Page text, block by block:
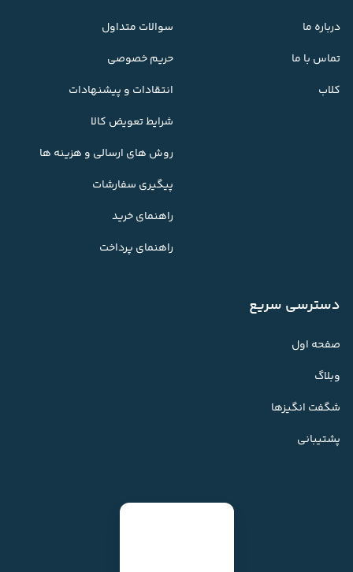
درباره ما
تماس با ما
کلاب
سوالات متداول
حریم خصوصی
انتقادات و پیشنهادات
شرایط تعویض کالا
روش های ارسالی و هزینه ها
پیگیری سفارشات
راهنمای خرید
راهنمای پرداخت
دسترسی سریع
صفحه اول
وبلاگ
شگفت انگیزها
پشتیبانی